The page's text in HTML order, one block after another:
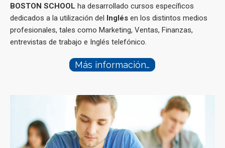
BOSTON SCHOOL ha desarrollado cursos específicos
dedicados a la utilización del Inglésen los distintos medios
profesionales, tales como Marketing, Ventas, Finanzas,
entrevistas de trabajo e Inglés telefónico.
Más información…